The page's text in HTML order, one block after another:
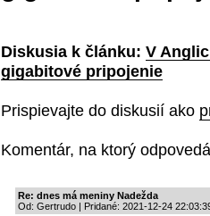
Diskusia k článku: V
gigabitové pripojenie
Prispievajte do diskusií ako
Komentár, na ktorý
Re: dnes má meniny Nadežda
Od: Gertrudo | Pridané: 2021-12-24